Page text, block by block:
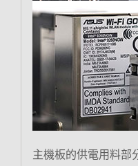
主機板的供電用料部